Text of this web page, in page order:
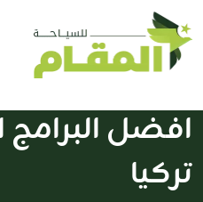
افضل
تركيا